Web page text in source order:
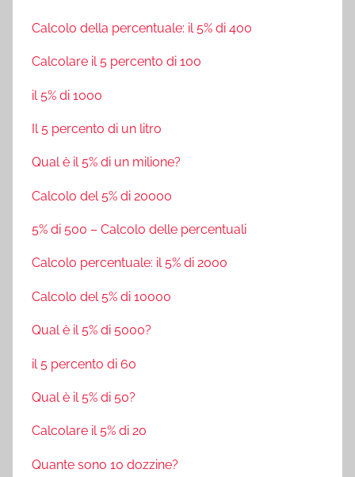
Calcolo della percentuale: il 5% di 400
Calcolare il 5 percento di 100
il 5% di 1000
Il 5 percento di un litro
Qual è il 5% di un milione?
Calcolo del 5% di 20000
5% di 500 – Calcolo delle percentuali
Calcolo percentuale: il 5% di 2000
Calcolo del 5% di 10000
Qual è il 5% di 5000?
il 5 percento di 60
Qual è il 5% di 50?
Calcolare il 5% di 20
Quante sono 10 dozzine?